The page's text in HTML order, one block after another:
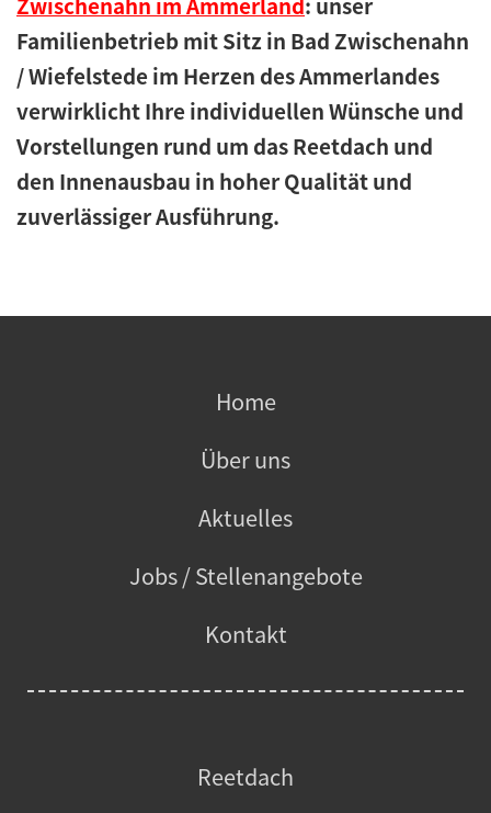
Familienbetrieb mit Sitz in Bad Zwischenahn
/ Wiefelstede im Herzen des Ammerlandes
verwirklicht Ihre individuellen Wünsche und
Vorstellungen rund um das Reetdach und
den Innenausbau in hoher Qualität und
zuverlässiger Ausführung.
Home
Über uns
Aktuelles
Jobs / Stellenangebote
Kontakt
Reetdach